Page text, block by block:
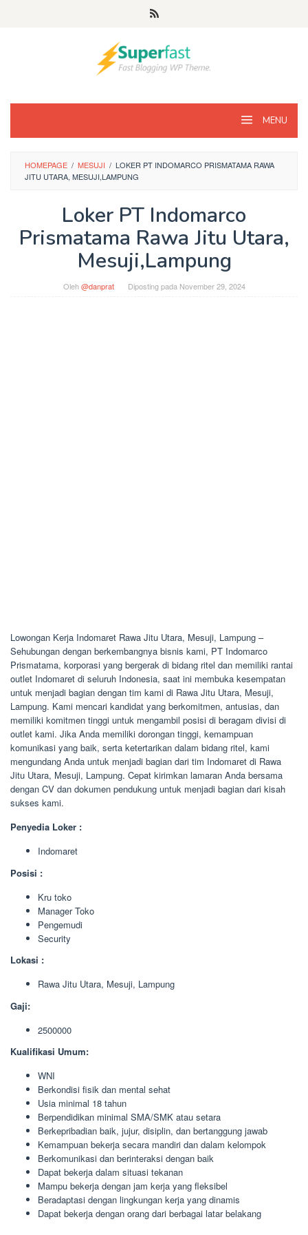
MENU
HOMEPAGE / MESUJI / LOKER PT INDOMARCO PRISMATAMA RAWA
JITU UTARA, MESUJI,LAMPUNG
Loker PT Indomarco
Prismatama Rawa Jitu Utara,
Mesuji,Lampung
Oleh@danprat Diposting pada November 29, 2024
Lowongan Kerja Indomaret Rawa Jitu Utara, Mesuji, Lampung –
Sehubungan dengan berkembangnya bisnis kami, PT Indomarco
Prismatama, korporasi yang bergerak di bidang ritel dan memiliki rantai
outlet Indomaret di seluruh Indonesia, saat ini membuka kesempatan
untuk menjadi bagian dengan tim kami di Rawa Jitu Utara, Mesuji,
Lampung. Kami mencari kandidat yang berkomitmen, antusias, dan
memiliki komitmen tinggi untuk mengambil posisi di beragam divisi di
outlet kami. Jika Anda memiliki dorongan tinggi, kemampuan
komunikasi yang baik, serta ketertarikan dalam bidang ritel, kami
mengundang Anda untuk menjadi bagian dari tim Indomaret di Rawa
Jitu Utara, Mesuji, Lampung. Cepat kirimkan lamaran Anda bersama
dengan CV dan dokumen pendukung untuk menjadi bagian dari kisah
sukses kami.
Penyedia Loker :
Indomaret
Posisi :
Kru toko
Manager Toko
Pengemudi
Security
Lokasi :
Rawa Jitu Utara, Mesuji, Lampung
Gaji:
2500000
Kualifikasi Umum:
WNI
Berkondisi fisik dan mental sehat
Usia minimal 18 tahun
Berpendidikan minimal SMA/SMK atau setara
Berkepribadian baik, jujur, disiplin, dan bertanggung jawab
Kemampuan bekerja secara mandiri dan dalam kelompok
Berkomunikasi dan berinteraksi dengan baik
Dapat bekerja dalam situasi tekanan
Mampu bekerja dengan jam kerja yang fleksibel
Beradaptasi dengan lingkungan kerja yang dinamis
Dapat bekerja dengan orang dari berbagai latar belakang